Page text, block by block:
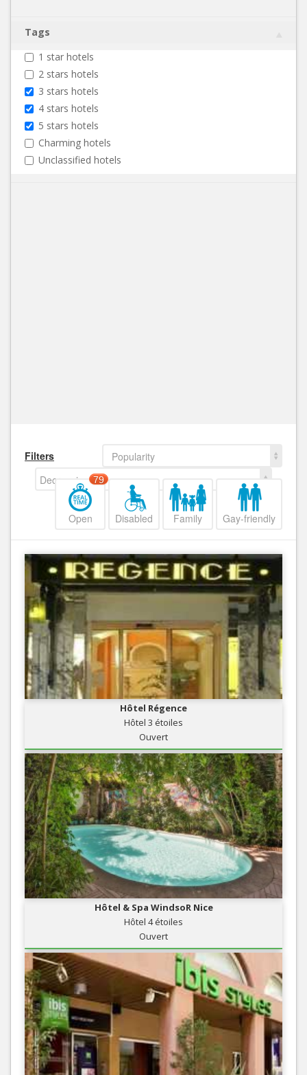
Tags
1 star hotels
2 stars hotels
3 stars hotels
4 stars hotels
5 stars hotels
Charming hotels
Unclassified hotels
Filters
Popularity
Decreasing
Open
79
Disabled Family Gay-friendly
Hôtel Régence
Hôtel 3 étoiles
Ouvert
Hôtel & Spa WindsoR Nice
Hôtel 4 étoiles
Ouvert